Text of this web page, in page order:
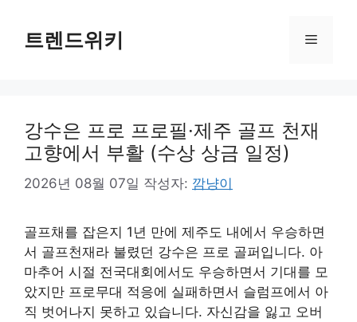
트렌드위키 메
강수은 프로 프로필·제주 골프 천재
고향에서 부활 (수상 상금 일정)
2026년 08월 07일 작성자: 깜냥이
골프채를 잡은지 1년 만에 제주도 내에서 우승하면
서 골프천재라 불렸던 강수은 프로 골퍼입니다. 아
마추어 시절 전국대회에서도 우승하면서 기대를 모
았지만 프로무대 적응에 실패하면서 슬럼프에서 아
직 벗어나지 못하고 있습니다. 자신감을 잃고 오버